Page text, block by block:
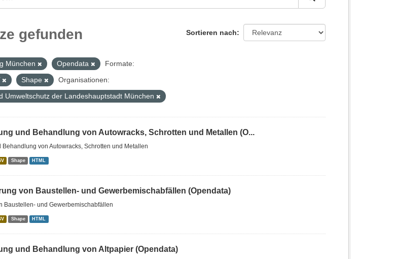
Sortieren nach
gefunden
München Opendata
Formate:
Shape
Organisationen:
Umweltschutz der Landeshauptstadt München
und Behandlung von Autowracks, Schrotten und Metallen (O...
von Autowracks, Schrotten und Metallen
Shape HTML
von Baustellen- und Gewerbemischabfällen (Opendata)
Baustellen- und Gewerbemischabfällen
Shape HTML
und Behandlung von Altpapier (Opendata)